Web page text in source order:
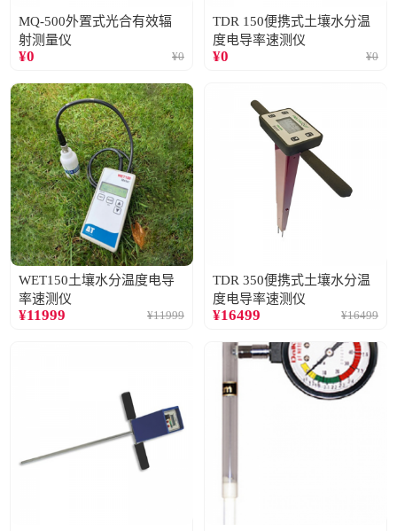
MQ-500外置式光合有效辐
射测量仪
¥0 ¥0
TDR 150便携式土壤水分温
度电导率速测仪
¥0 ¥0
WET150土壤水分温度电导
率速测仪
¥11999 ¥11999
TDR 350便携式土壤水分温
度电导率速测仪
¥16499 ¥16499